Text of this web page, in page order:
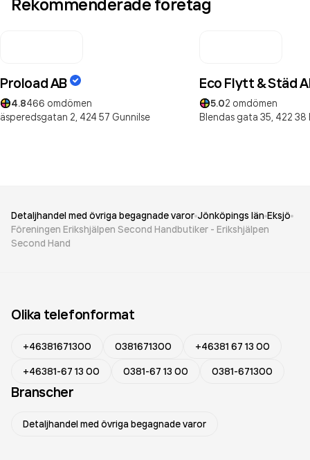
Rekommenderade företag
Proload AB
4.8466 omdömen
äsperedsgatan 2, 424 57 Gunnilse
Eco Flytt & Städ
5.02 omdömen
Blendas gata 35, 422 38
Detaljhandel med övriga begagnade varor Jönköpings län Eksjö
Föreningen Erikshjälpen Second Handbutiker - Erikshjälpen
Second Hand
Olika telefonformat
+46381671300 0381671300
+46381 67 13 00
+46381-67 13 00
0381-67 13 00 0381-671300
Branscher
Detaljhandel med övriga begagnade varor